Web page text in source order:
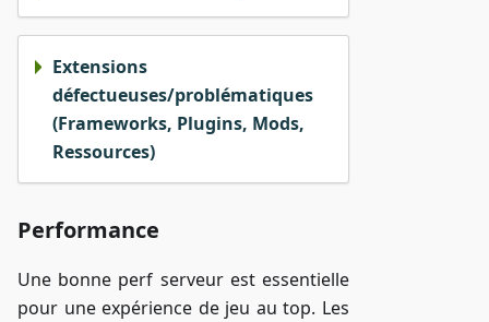
Extensions
défectueuses/problématiques
(Frameworks, Plugins, Mods,
Ressources)
Performance
Une bonne perf serveur est essentielle
pour une expérience de jeu au top. Les